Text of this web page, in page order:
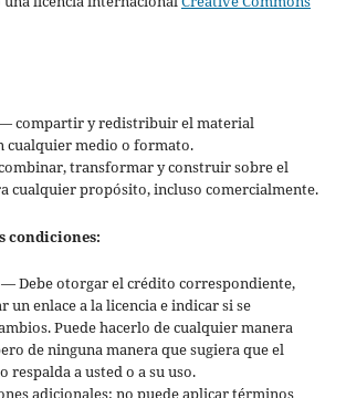
compartir y redistribuir el material
cualquier medio o formato.
transformar y construir sobre el
cualquier propósito, incluso comercialmente.
condiciones:
— Debe otorgar el crédito correspondiente,
un enlace a la licencia e indicar si se
Puede hacerlo de cualquier manera
de ninguna manera que sugiera que el
respalda a usted o a su uso.
adicionales: no puede aplicar términos